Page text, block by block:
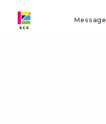
Message